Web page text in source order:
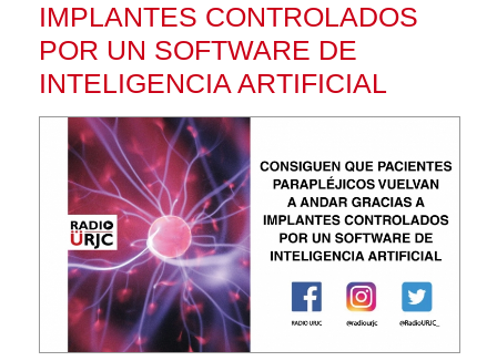
IMPLANTES CONTROLADOS
POR UN SOFTWARE DE
INTELIGENCIA ARTIFICIAL